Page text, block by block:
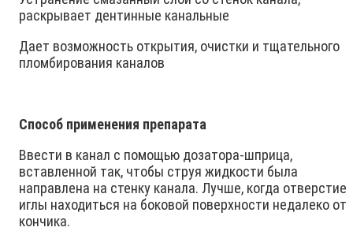
раскрывает дентинные канальные
Дает возможность открытия, очистки и тщательного
пломбирования каналов
Способ применения препарата
Ввести в канал с помощью дозатора-шприца,
вставленной так, чтобы струя жидкости была
направлена на стенку канала. Лучше, когда отверстие
иглы находиться на боковой поверхности недалеко от
кончика.